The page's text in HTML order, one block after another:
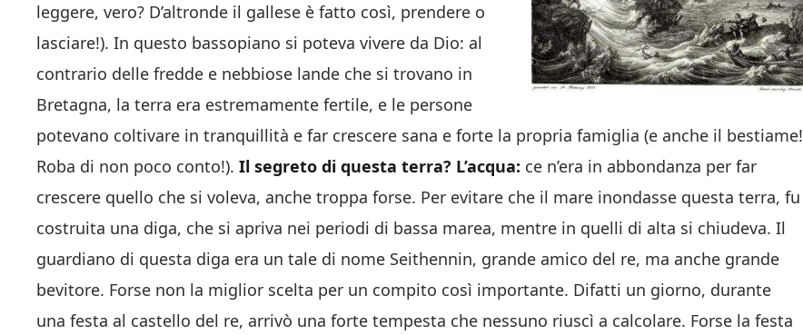
leggere, vero? D’altronde il gallese è fatto così, prendere o
lasciare!). In questo bassopiano si poteva vivere da Dio: al
contrario delle fredde e nebbiose lande che si trovano in
Bretagna, la terra era estremamente fertile, e le persone
potevano coltivare in tranquillità e far crescere sana e forte la propria famiglia (e anche il bestiame!
Roba di non poco conto!). Il segreto di questa terra? L’acqua: ce n’era in abbondanza per far
crescere quello che si voleva, anche troppa forse. Per evitare che il mare inondasse questa terra, fu
costruita una diga, che si apriva nei periodi di bassa marea, mentre in quelli di alta si chiudeva. Il
guardiano di questa diga era un tale di nome Seithennin, grande amico del re, ma anche grande
bevitore. Forse non la miglior scelta per un compito così importante. Difatti un giorno, durante
una festa al castello del re, arrivò una forte tempesta che nessuno riuscì a calcolare. Forse la festa